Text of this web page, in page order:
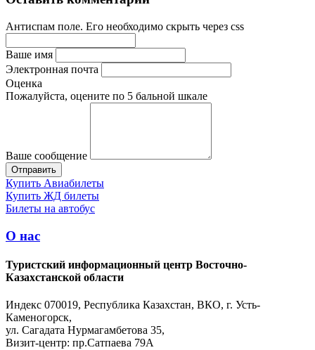
Антиспам поле. Его необходимо скрыть через css
Ваше имя
Электронная почта
Оценка
Пожалуйста, оцените по 5 бальной шкале
Ваше сообщение
Купить Авиабилеты
Купить ЖД билеты
Билеты на автобус
О нас
Туристский информационный центр Восточно-
Казахстанской области
Индекс 070019, Республика Казахстан, ВКО, г. Усть-
Каменогорск,
ул. Сагадата Нурмагамбетова 35,
Визит-центр: пр.Сатпаева 79А